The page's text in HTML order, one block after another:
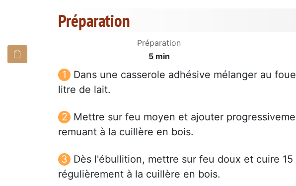
Préparation
Préparation
5 min
Dans une casserole adhésive mélanger au
litre de lait.
Mettre sur feu moyen et ajouter
remuant à la cuillère en bois.
Dès l'ébullition, mettre sur feu doux et cuire
régulièrement à la cuillère en bois.